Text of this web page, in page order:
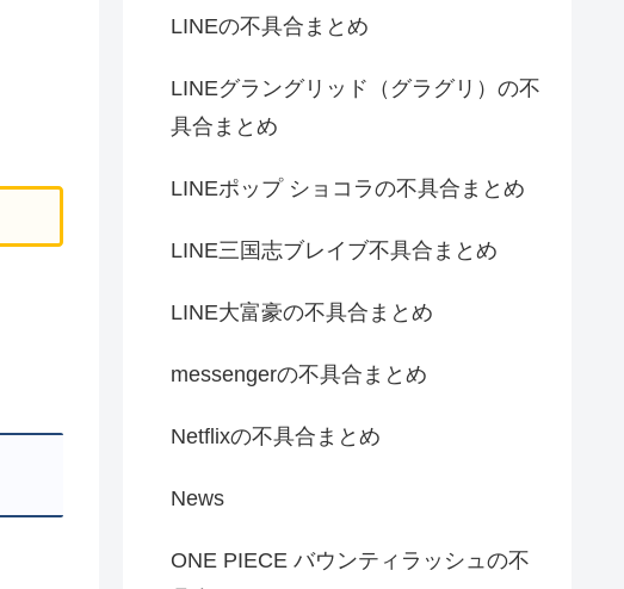
LINEの不具合まとめ
LINEグラングリッド（グラグリ）の不
具合まとめ
LINEポップ ショコラの不具合まとめ
LINE三国志ブレイブ不具合まとめ
LINE大富豪の不具合まとめ
messengerの不具合まとめ
Netflixの不具合まとめ
News
ONE PIECE バウンティラッシュの不